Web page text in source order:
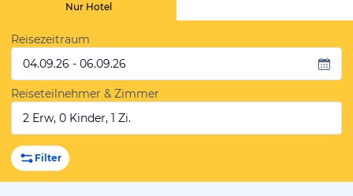
Nur Hotel
Reisezeitraum
04.09.26 - 06.09.26
Reiseteilnehmer & Zimmer
2 Erw, 0 Kinder, 1 Zi.
Filter